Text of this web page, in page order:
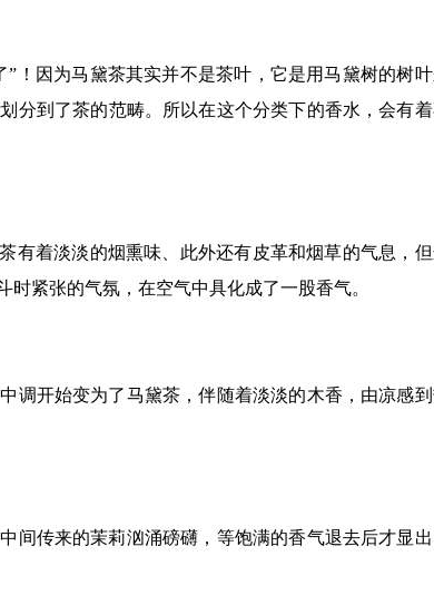
！因为马黛茶其实并不是茶叶，它是用马黛树的树
分到了茶的范畴。所以在这个分类下的香水，会有
有着淡淡的烟熏味、此外还有皮革和烟草的气息，
紧张的气氛，在空气中具化成了一股香气。
调开始变为了马黛茶，伴随着淡淡的木香，由凉感
间传来的茉莉汹涌磅礴，等饱满的香气退去后才显出